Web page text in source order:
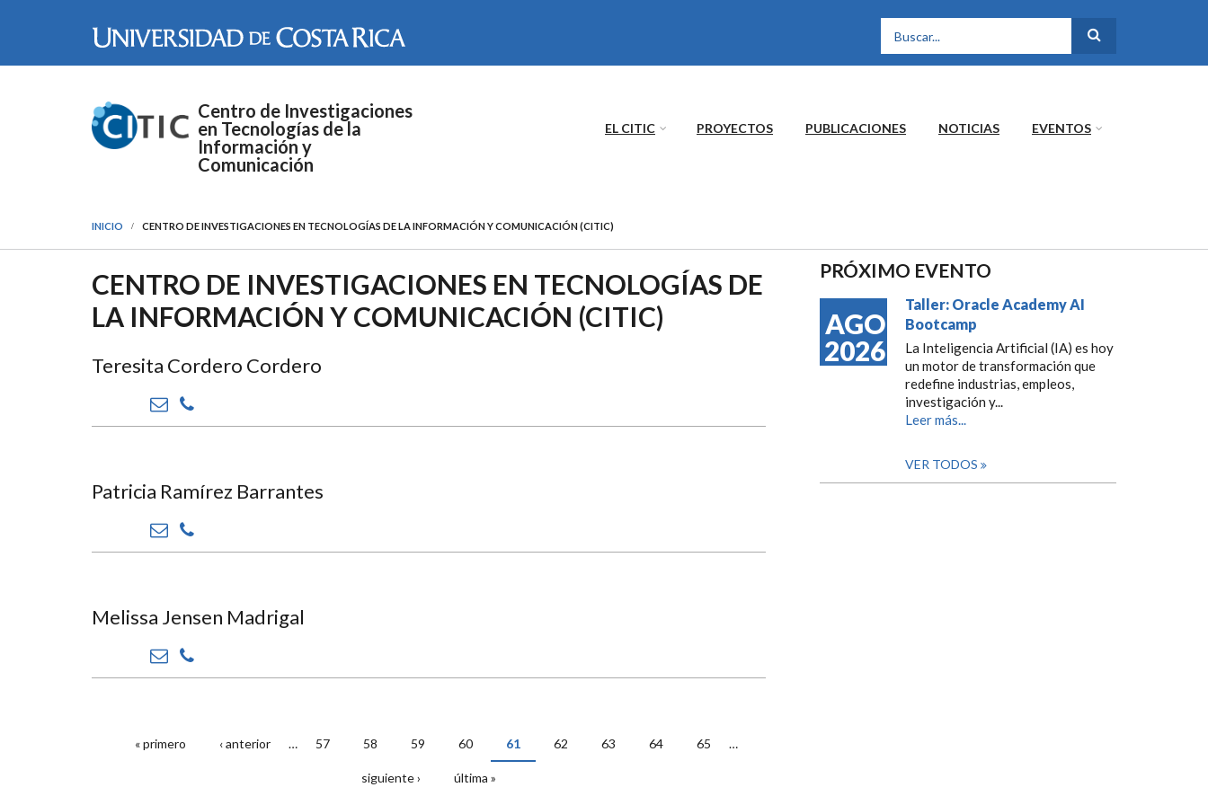
FORMULARIO DE
Centro de Investigaciones
en Tecnologías de la
Información y
Comunicación
EL CITIC PROYECTOS PUBLICACIONES NOTICIAS EVENTOS
INICIO CENTRO DE INVESTIGACIONES EN TECNOLOGÍAS DE LA INFORMACIÓN Y COMUNICACIÓN (CITIC)
CENTRO DE INVESTIGACIONES EN TECNOLOGÍAS DE
LA INFORMACIÓN Y COMUNICACIÓN (CITIC)
Teresita Cordero Cordero
Patricia Ramírez Barrantes
Melissa Jensen Madrigal
PÁGINAS
« primero ‹ anterior … 57 58 59 60 61 62 63 64 65 …
siguiente › última »
PRÓXIMO EVENTO
AGO
2026
Taller: Oracle Academy AI
Bootcamp
La Inteligencia Artificial (IA) es hoy
un motor de transformación que
redefine industrias, empleos,
investigación y...
Leer más...
VER TODOS